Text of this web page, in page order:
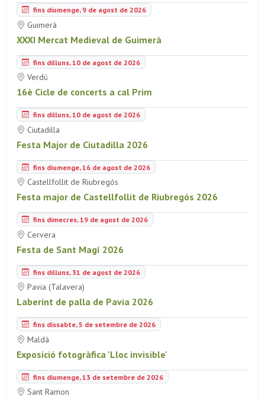
fins diumenge, 9 de agost de 2026
Guimerà
XXXI Mercat Medieval de Guimerà
fins dilluns, 10 de agost de 2026
Verdú
16è Cicle de concerts a cal Prim
fins dilluns, 10 de agost de 2026
Ciutadilla
Festa Major de Ciutadilla 2026
fins diumenge, 16 de agost de 2026
Castellfollit de Riubregós
Festa major de Castellfollit de Riubregós 2026
fins dimecres, 19 de agost de 2026
Cervera
Festa de Sant Magí 2026
fins dilluns, 31 de agost de 2026
Pavia (Talavera)
Laberint de palla de Pavia 2026
fins dissabte, 5 de setembre de 2026
Maldà
Exposició fotogràfica 'Lloc invisible'
fins diumenge, 13 de setembre de 2026
Sant Ramon